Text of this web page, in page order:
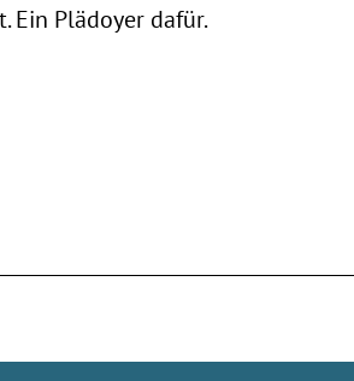
Ein Plädoyer dafür.